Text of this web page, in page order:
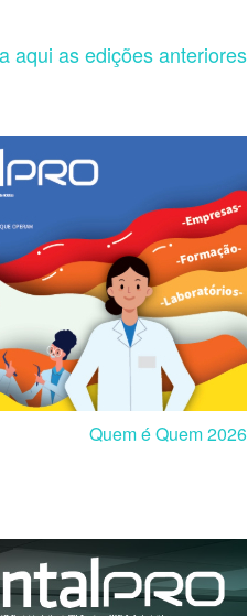
aqui as edições anteriores
Quem é Quem 2026